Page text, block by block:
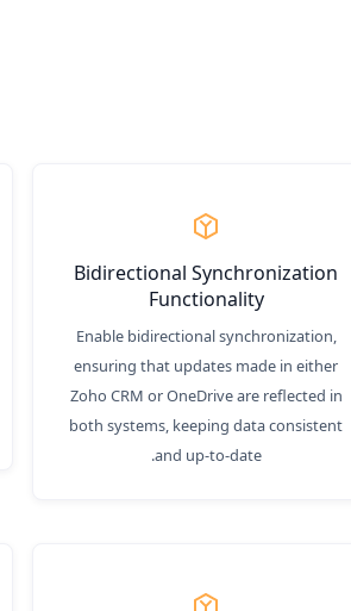
Bidirectional Synchronization
Functionality
Enable bidirectional synchronization,
ensuring that updates made in either
Zoho CRM or OneDrive are reflected in
both systems, keeping data consistent
and up-to-date.